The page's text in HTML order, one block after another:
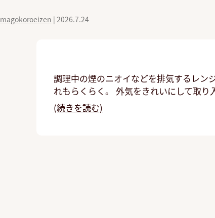
magokoroeizen | 2026.7.24
調理中の煙のニオイなどを排気するレン
れもらくらく。 外気をきれいにして取
(続きを読む)